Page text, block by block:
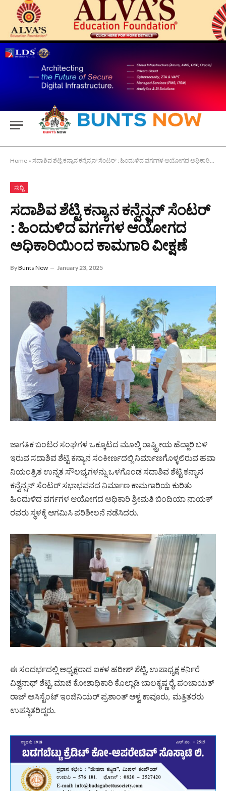
Home » ಸದಾಶಿವ ಶೆಟ್ಟಿ ಕನ್ಯಾನ ಕನ್ವೆನ್ಷನ್ ಸೆಂಟರ್ : ಹಿಂದುಳಿದ ವರ್ಗಗಳ ಆಯೋಗದ ಅಧಿಕಾರಿಯಿಂದ ಕಾಮಗಾರಿ ವೀಕ್ಷಣೆ
ಸುದ್ದಿ
ಸದಾಶಿವ ಶೆಟ್ಟಿ ಕನ್ಯಾನ ಕನ್ವೆನ್ಷನ್ ಸೆಂಟರ್
: ಹಿಂದುಳಿದ ವರ್ಗಗಳ ಆಯೋಗದ
ಅಧಿಕಾರಿಯಿಂದ ಕಾಮಗಾರಿ ವೀಕ್ಷಣೆ
ByBunts Now January 23, 2025
ಜಾಗತಿಕ ಬಂಟರ ಸಂಘಗಳ ಒಕ್ಕೂಟದ ಮೂಲ್ಕಿ ರಾಷ್ಟ್ರೀಯ ಹೆದ್ದಾರಿ ಬಳಿ
ಇರುವ ಸದಾಶಿವ ಶೆಟ್ಟಿ ಕನ್ಯಾನ ಸಂಕೀರ್ಣದಲ್ಲಿ ನಿರ್ಮಾಣಗೊಳ್ಳಲಿರುವ ಹವಾ
ನಿಯಂತ್ರಿತ ಉನ್ನತ ಸೌಲಭ್ಯಗಳನ್ನು ಒಳಗೊಂಡ ಸದಾಶಿವ ಶೆಟ್ಟಿ ಕನ್ಯಾನ
ಕನ್ವೆನ್ಷನ್ ಸೆಂಟರ್ ಸಭಾಭವನದ ನಿರ್ಮಾಣ ಕಾಮಗಾರಿಯ ಕುರಿತು
ಹಿಂದುಳಿದ ವರ್ಗಗಳ ಆಯೋಗದ ಅಧಿಕಾರಿ ಶ್ರೀಮತಿ ಬಿಂದಿಯಾ ನಾಯಕ್
ರವರು ಸ್ಥಳಕ್ಕೆ ಆಗಮಿಸಿ ಪರಿಶೀಲನೆ ನಡೆಸಿದರು.
ಈ ಸಂದರ್ಭದಲ್ಲಿ ಅಧ್ಯಕ್ಷರಾದ ಐಕಳ ಹರೀಶ್ ಶೆಟ್ಟಿ, ಉಪಾಧ್ಯಕ್ಷ ಕರ್ನಿರೆ
ವಿಶ್ವನಾಥ್ ಶೆಟ್ಟಿ, ಮಾಜಿ ಕೋಶಾಧಿಕಾರಿ ಕೊಲ್ಲಾಡಿ ಬಾಲಕೃಷ್ಣ ರೈ, ಪಂಚಾಯತ್
ರಾಜ್ ಅಸಿಸ್ಟೆಂಟ್ ಇಂಜಿನಿಯರ್ ಪ್ರಶಾಂತ್ ಆಳ್ವ ಕಾವೂರು, ಮತ್ತಿತರರು
ಉಪಸ್ಥಿತರಿದ್ದರು.